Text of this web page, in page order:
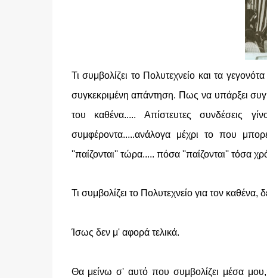
Τι συμβολίζει το Πολυτεχνείο και τα
συγκεκριμένη απάντηση. Πως να υπάρξει
του καθένα..... Απίστευτες συνδέσεις
συμφέροντα.....ανάλογα μέχρι το που
''παίζονται'' τώρα..... πόσα ''παίζονται'' τόσα
Τι συμβολίζει το Πολυτεχνείο για τον
Ίσως δεν μ' αφορά τελικά.
Θα μείνω σ' αυτό που συμβολίζει μέσα